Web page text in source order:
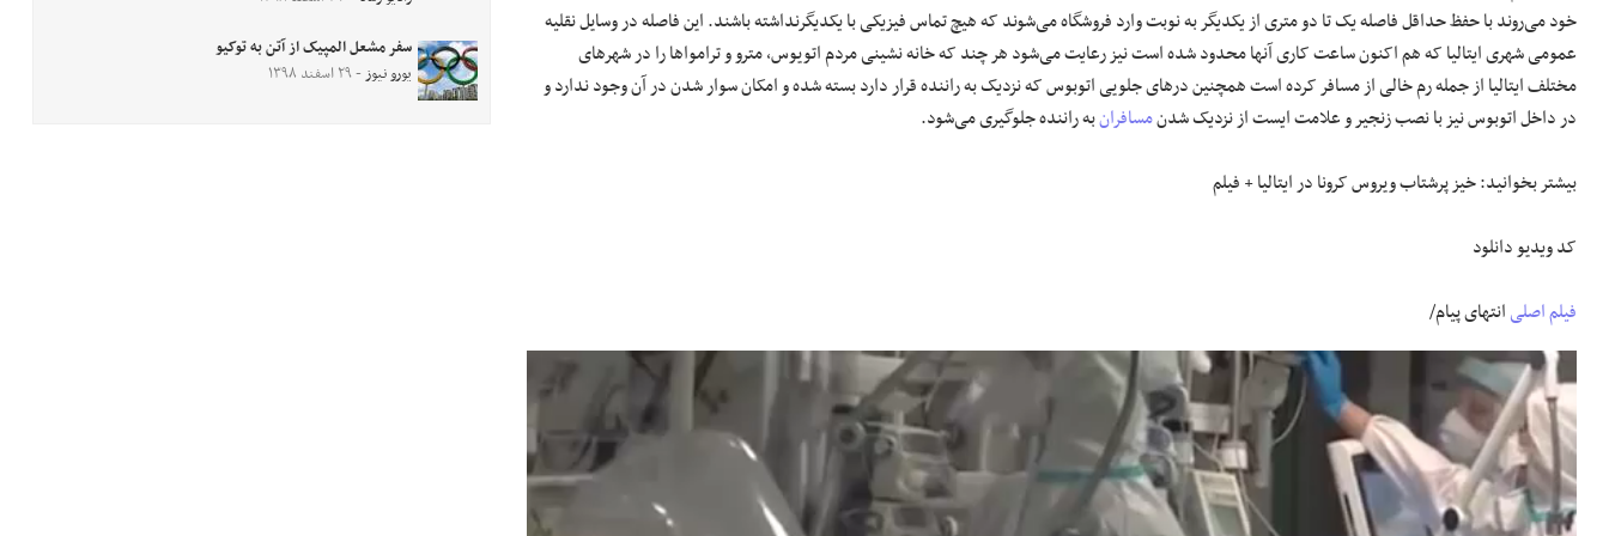
خود می‌روند با حفظ حداقل فاصله یک تا دو متری از یکدیگر به نوبت وارد فروشگاه می‌شوند که هیچ تماس فیزیکی با یکدیگرنداشته باشند. این فاصله در وسایل نقلیه
عمومی شهری ایتالیا که هم اکنون ساعت کاری آنها محدود شده است نیز رعایت می‌شود هر چند که خانه نشینی مردم اتویوس، مترو و تراموا‌ها را در شهر‌های
مختلف ایتالیا از جمله رم خالی از مسافر کرده است همچنین در‌های جلویی اتوبوس که نزدیک به راننده قرار دارد بسته شده و امکان سوار شدن در آن وجود ندارد و
در داخل اتوبوس نیز با نصب زنجیر و علامت ایست از نزدیک شدنمسافرانبه راننده جلوگیری می‌شود.
بیشتر بخوانید: خیز پرشتاب ویروس کرونا در ایتالیا + فیلم
کد ویدیودانلود
فیلم اصلیانتهای پیام/
سفر مشعل المپیک از آتن به توکیو
یورو نیوز- ۲۹ اسفند ۱۳۹۸